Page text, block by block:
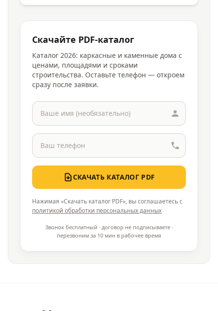
Скачайте PDF-каталог
Каталог 2026: каркасные и каменные дома с
ценами, площадями и сроками
строительства. Оставьте телефон — откроем
сразу после заявки.
СКАЧАТЬ КАТАЛОГ PDF
Нажимая «Скачать каталог PDF», вы соглашаетесь с
политикой обработки персональных данных
Звонок бесплатный · договор не подписываете ·
перезвоним за 10 мин в рабочее время